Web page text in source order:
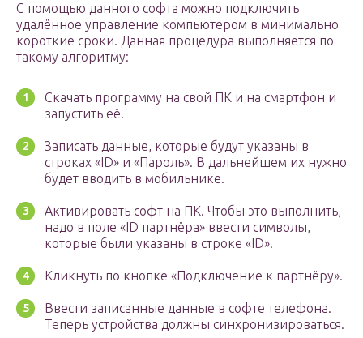
С помощью данного софта можно подключить
удалённое управление компьютером в минимально
короткие сроки. Данная процедура выполняется по
такому алгоритму:
Скачать программу на свой ПК и на смартфон и
запустить её.
Записать данные, которые будут указаны в
строках «ID» и «Пароль». В дальнейшем их нужно
будет вводить в мобильнике.
Активировать софт на ПК. Чтобы это выполнить,
надо в поле «ID партнёра» ввести символы,
которые были указаны в строке «ID».
Кликнуть по кнопке «Подключение к партнёру».
Ввести записанные данные в софте телефона.
Теперь устройства должны синхронизироваться.